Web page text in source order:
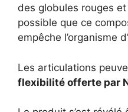
des globules rouges
possible que ce
empêche l’organisme
Les articulations
flexibilité offerte par